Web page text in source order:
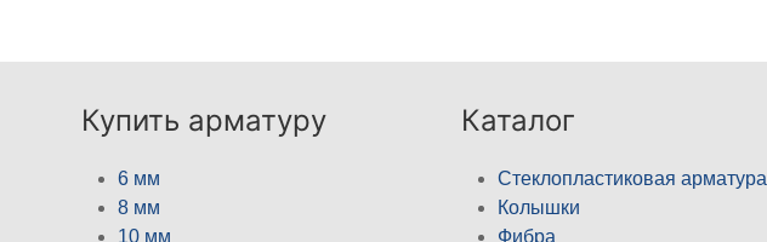
Купить арматуру
6 мм
8 мм
10 мм
Каталог
Стеклопластиковая арматура
Колышки
Фибра